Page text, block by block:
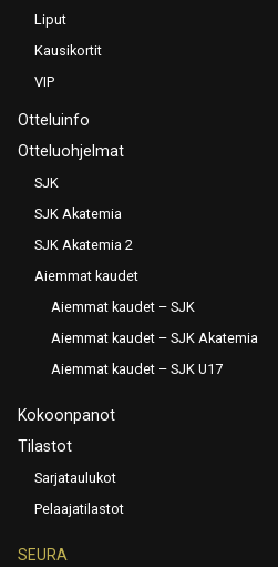
Liput
Kausikortit
VIP
Otteluinfo
Otteluohjelmat
SJK
SJK Akatemia
SJK Akatemia 2
Aiemmat kaudet
Aiemmat kaudet – SJK
Aiemmat kaudet – SJK Akatemia
Aiemmat kaudet – SJK U17
Kokoonpanot
Tilastot
Sarjataulukot
Pelaajatilastot
SEURA